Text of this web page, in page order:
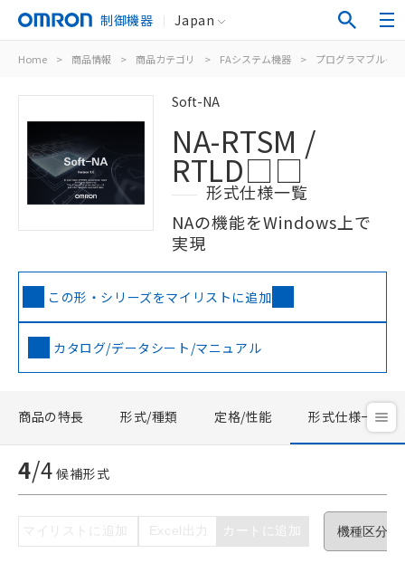
制御機器 Japan
Home > 商品情報 > 商品カテゴリ > FAシステム機器 > プログラマブルタ
Soft-NA
NA-RTSM /
RTLD□□
形式仕様一覧
NAの機能をWindows上で
実現
この形・シリーズをマイリストに追加
カタログ/データシート/マニュアル
商品の特長 形式/種類 定格/性能 形式仕様一覧
4/4 候補形式
マイリストに追加 Excel出力 カートに追加
ご利用条件